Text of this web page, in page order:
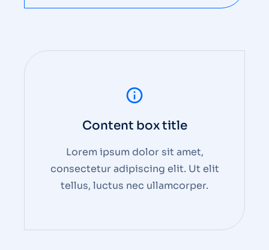
Content box title
Lorem ipsum dolor sit amet,
consectetur adipiscing elit. Ut elit
tellus, luctus nec ullamcorper.